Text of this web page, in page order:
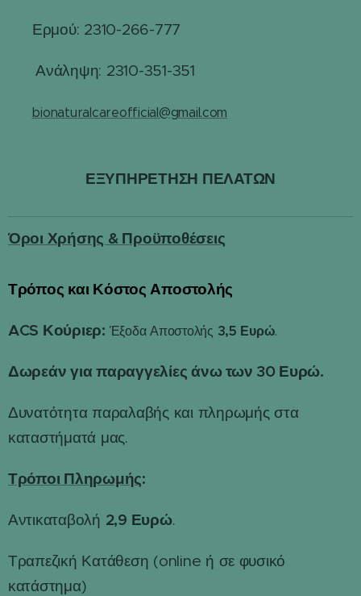
Ερμού: 2310-266-777
Ανάληψη: 2310-351-351
bionaturalcareofficial@gmail.com
ΕΞΥΠΗΡΕΤΗΣΗ ΠΕΛΑΤΩΝ
Όροι Χρήσης & Προϋποθέσεις
Τρόπος και Κόστος Αποστολής
ACS Κούριερ: Έξοδα Αποστολής 3,5 Ευρώ.
Δωρεάν για παραγγελίες άνω των 30 Ευρώ.
Δυνατότητα παραλαβής και πληρωμής στα
καταστήματά μας.
Τρόποι Πληρωμής:
Αντικαταβολή 2,9 Ευρώ.
Τραπεζική Κατάθεση (online ή σε φυσικό
κατάστημα)